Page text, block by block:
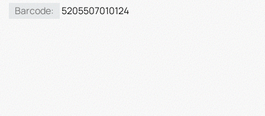
Barcode: 5205507010124